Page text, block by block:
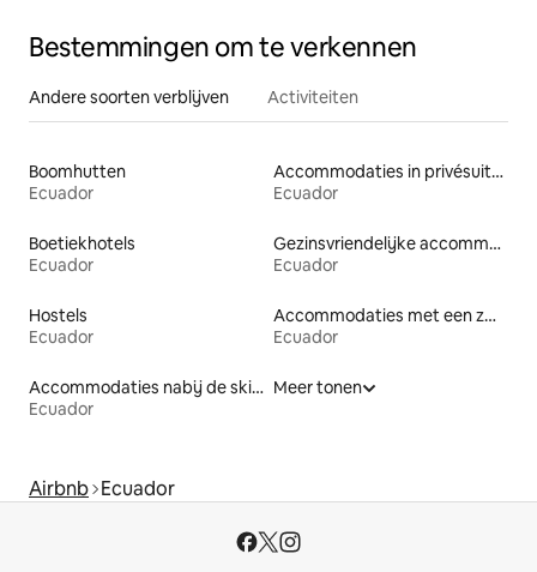
Bestemmingen om te verkennen
Andere soorten verblijven Activiteiten
Boomhutten
Ecuador
Accommodaties in privésuites
Ecuador
Boetiekhotels
Ecuador
Gezinsvriendelijke accommodaties
Ecuador
Hostels
Ecuador
Accommodaties met een zwembad
Ecuador
Accommodaties nabij de skipiste
Ecuador
Meer tonen
Airbnb Ecuador